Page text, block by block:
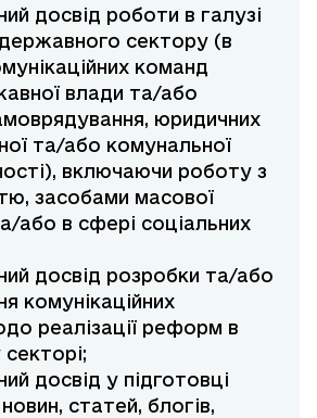
досвід роботи в галузі
державного сектору (в
команд
влади та/або
юридичних
та/або комунальної
включаючи роботу з
засобами масової
або в сфері соціальних
досвід розробки та/або
комунікаційних
реалізації реформ в
досвід у підготовці
новин, статей, блогів,